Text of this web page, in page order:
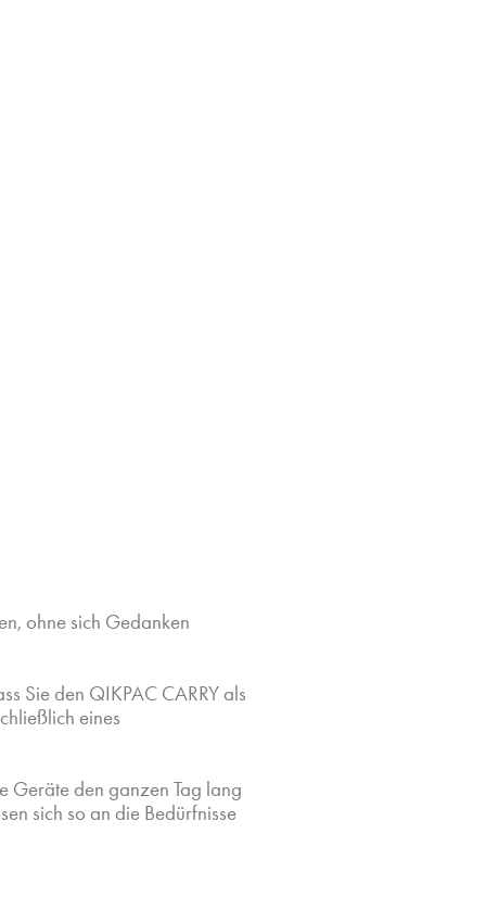
ohne sich Gedanken
Sie den QIKPAC CARRY als
eines
Geräte den ganzen Tag lang
sich so an die Bedürfnisse